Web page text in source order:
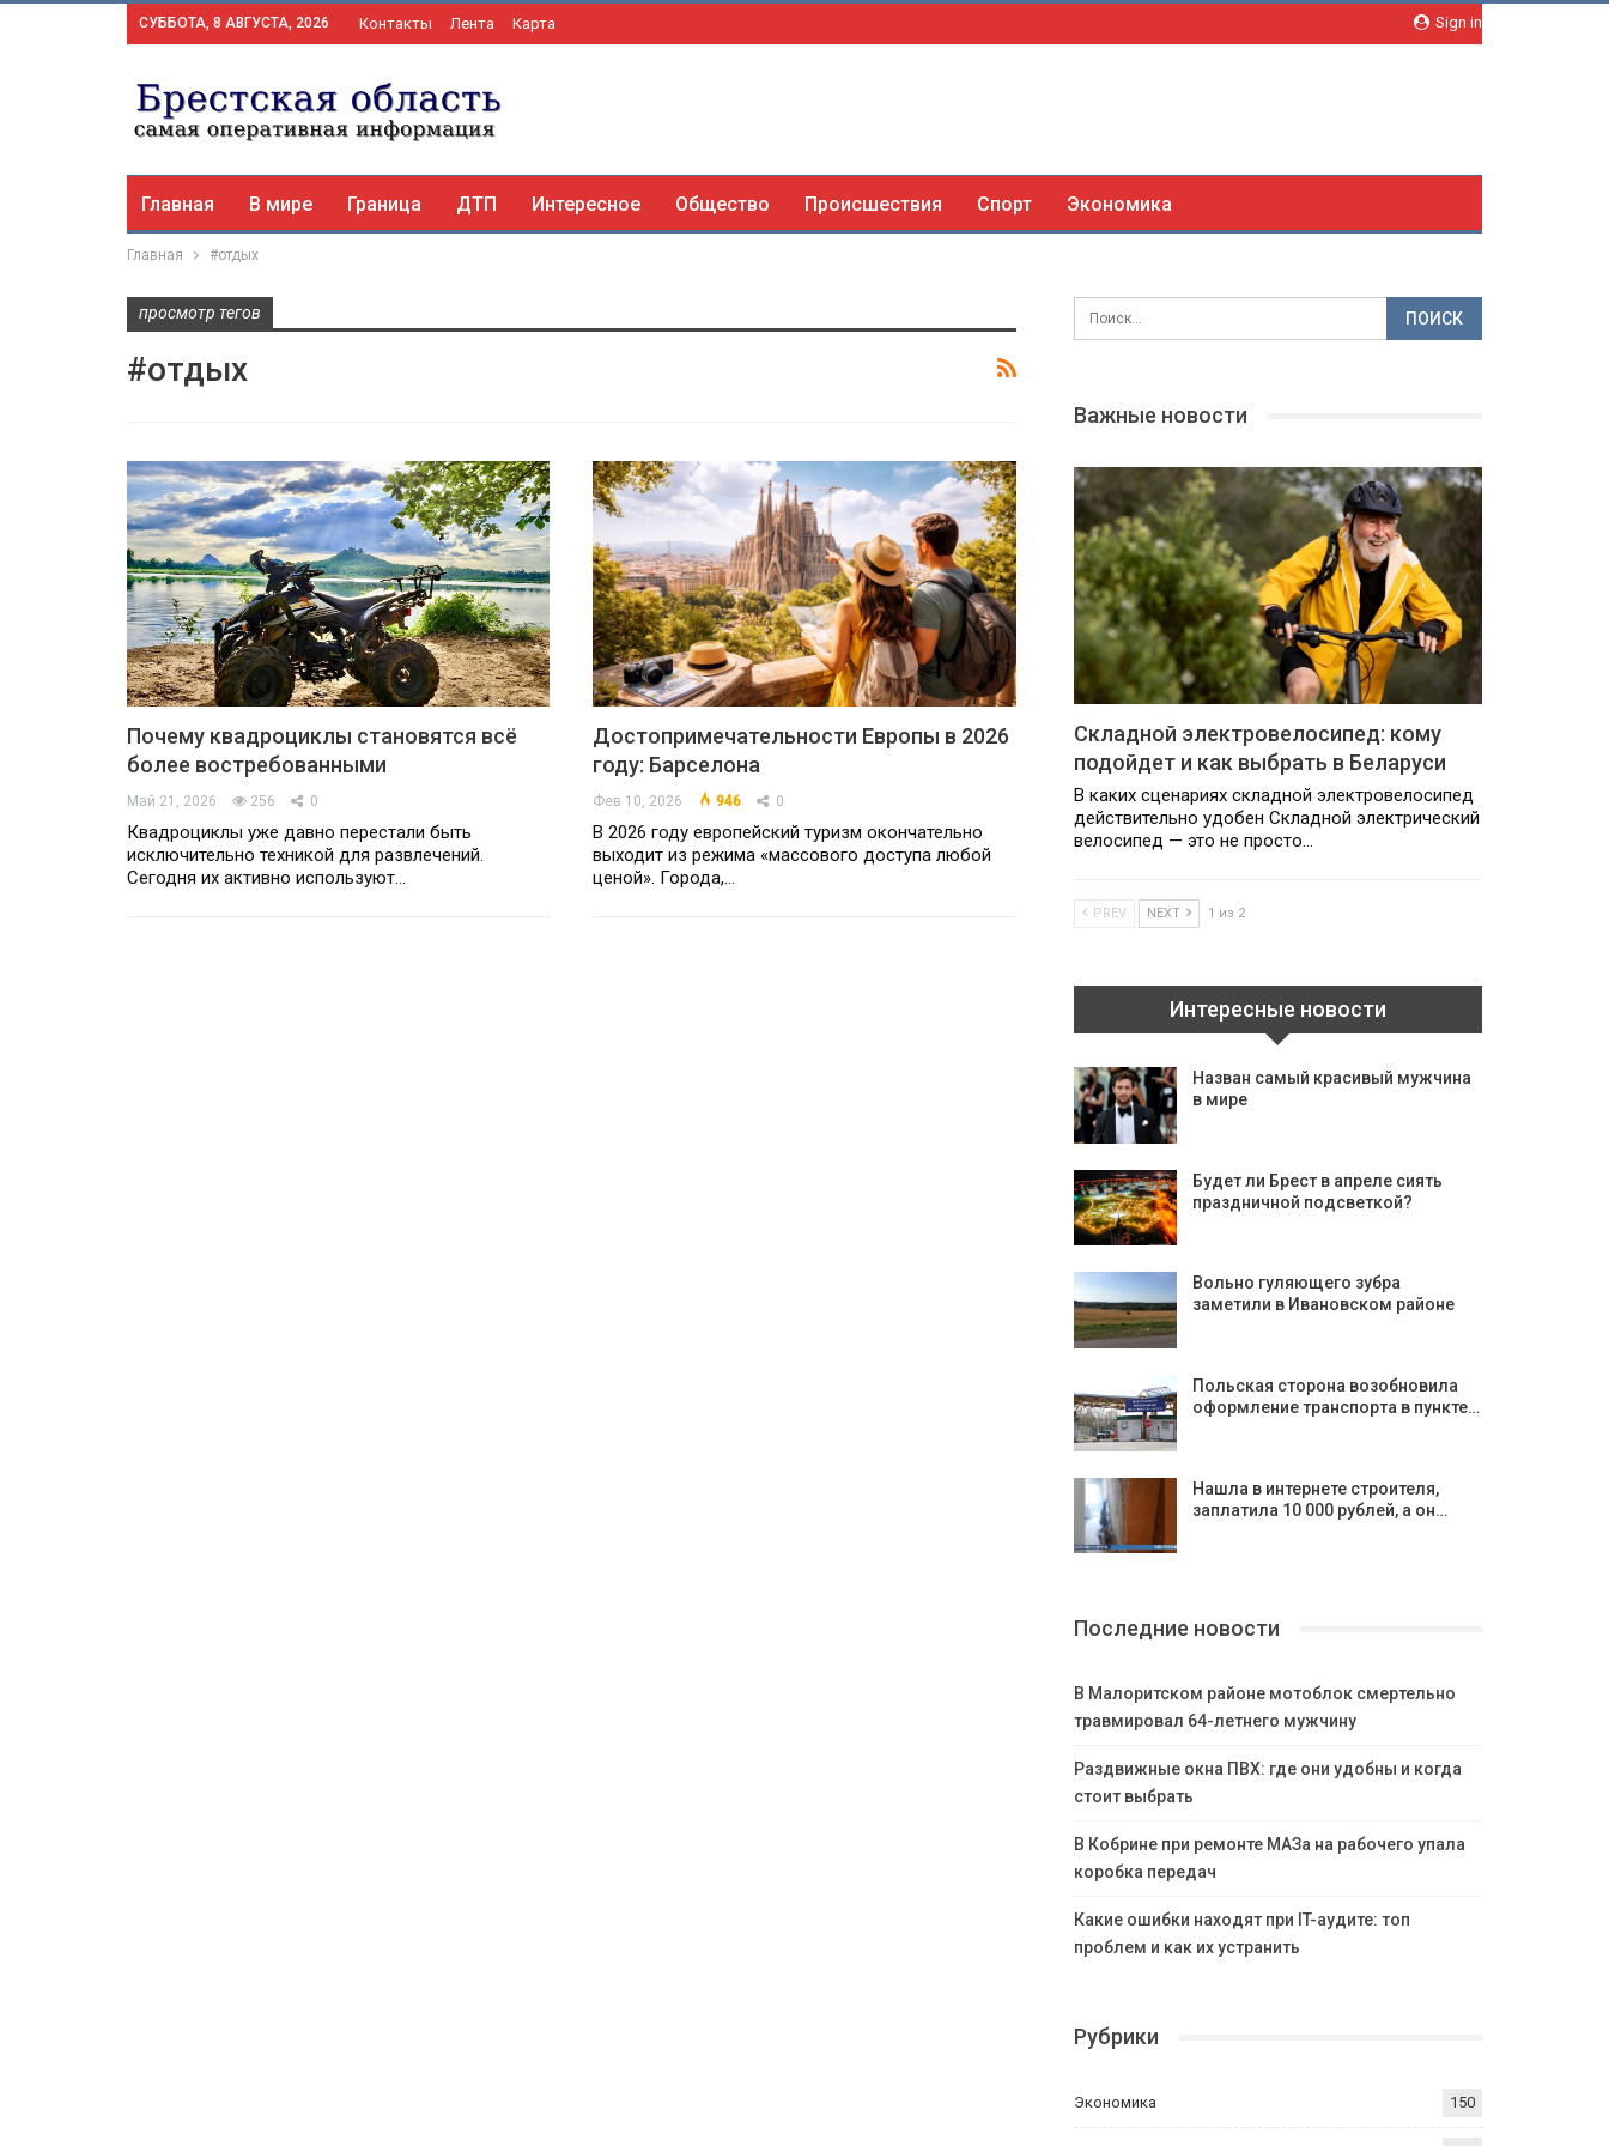
Sign in
СУББОТА, 8 АВГУСТА, 2026 Контакты Лента Карта
Главная В мире Граница ДТП Интересное Общество Происшествия Спорт Экономика
Главная #отдых
просмотр тегов
#отдых
Почему квадроциклы становятся всё
более востребованными
Май 21, 2026 256 0
Квадроциклы уже давно перестали быть
исключительно техникой для развлечений.
Сегодня их активно используют…
Достопримечательности Европы в 2026
году: Барселона
Фев 10, 2026 946 0
В 2026 году европейский туризм окончательно
выходит из режима «массового доступа любой
ценой». Города,…
Важные новости
Складной электровелосипед: кому
подойдет и как выбрать в Беларуси
В каких сценариях складной электровелосипед
действительно удобен Складной электрический
велосипед — это не просто…
PREV NEXT 1 из 2
Интересные новости
Назван самый красивый мужчина
в мире
Будет ли Брест в апреле сиять
праздничной подсветкой?
Вольно гуляющего зубра
заметили в Ивановском районе
Польская сторона возобновила
оформление транспорта в пункте…
Нашла в интернете строителя,
заплатила 10 000 рублей, а он…
Последние новости
В Малоритском районе мотоблок смертельно
травмировал 64-летнего мужчину
Раздвижные окна ПВХ: где они удобны и когда
стоит выбрать
В Кобрине при ремонте МАЗа на рабочего упала
коробка передач
Какие ошибки находят при IT-аудите: топ
проблем и как их устранить
Рубрики
Экономика 150